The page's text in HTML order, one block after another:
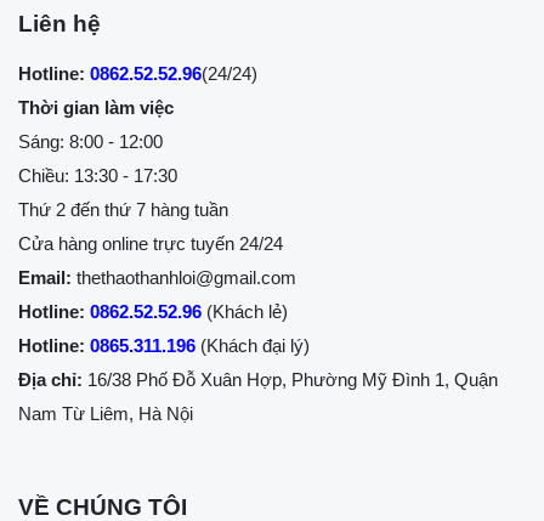
Liên hệ
Hotline: 0862.52.52.96(24/24)
Thời gian làm việc
Sáng: 8:00 - 12:00
Chiều: 13:30 - 17:30
Thứ 2 đến thứ 7 hàng tuần
Cửa hàng online trực tuyến 24/24
Email: thethaothanhloi@gmail.com
Hotline: 0862.52.52.96 (Khách lẻ)
Hotline: 0865.311.196 (Khách đại lý)
Địa chỉ: 16/38 Phố Đỗ Xuân Hợp, Phường Mỹ Đình 1, Quận
Nam Từ Liêm, Hà Nội
VỀ CHÚNG TÔI